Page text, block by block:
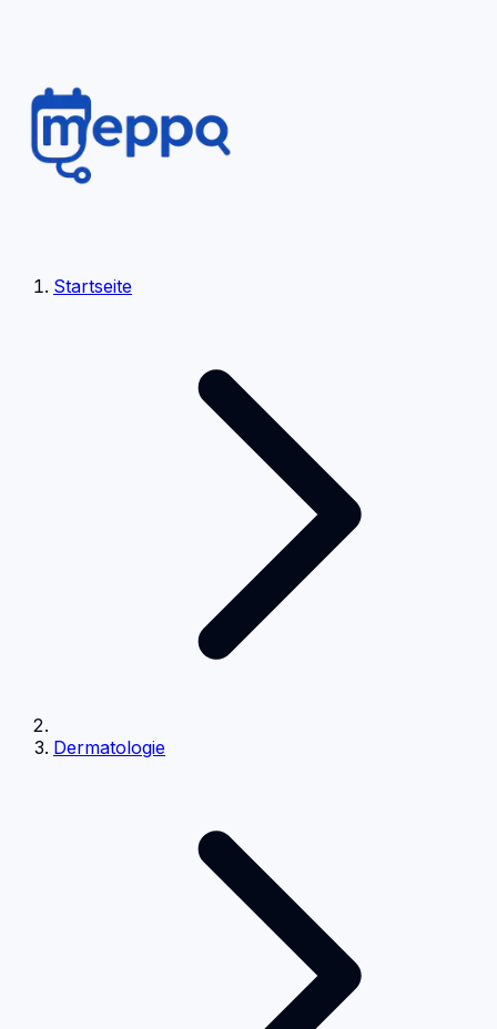
Startseite
Dermatologie